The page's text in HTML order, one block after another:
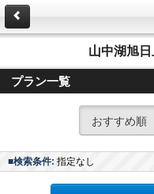
山中湖旭
プラン一覧
おすすめ順
■検索条件: 指定なし